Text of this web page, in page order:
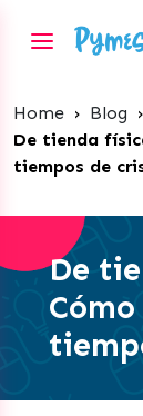
Home › Blog ›
De tienda
tiempos de
De